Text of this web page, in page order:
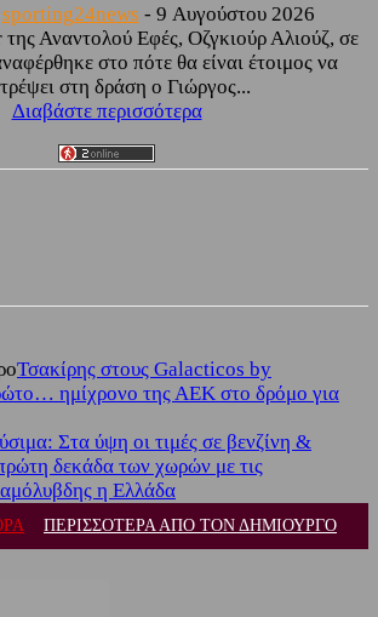
sporting24news - 9 Αυγούστου 2026
Αναντολού Εφές, Οζγκιούρ Αλιούζ, σε
στο πότε θα είναι έτοιμος να
στη δράση ο Γιώργος...
Διαβάστε περισσότερα
Τσακίρης στους Galacticos by
ημίχρονο της ΑΕΚ στο δρόμο για
Στα ύψη οι τιμές σε βενζίνη &
δεκάδα των χωρών με τις
αμόλυβδης η Ελλάδα
ΠΕΡΙΣΣΟΤΕΡΑ ΑΠΟ ΤΟΝ ΔΗΜΙΟΥΡΓΟ